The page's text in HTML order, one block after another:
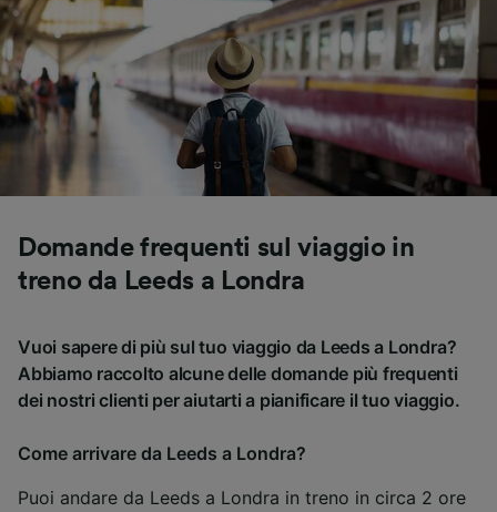
Domande frequenti sul viaggio in
treno da Leeds a Londra
Vuoi sapere di più sul tuo viaggio da Leeds a Londra?
Abbiamo raccolto alcune delle domande più frequenti
dei nostri clienti per aiutarti a pianificare il tuo viaggio.
Come arrivare da Leeds a Londra?
Puoi andare da Leeds a Londra in treno in circa 2 ore